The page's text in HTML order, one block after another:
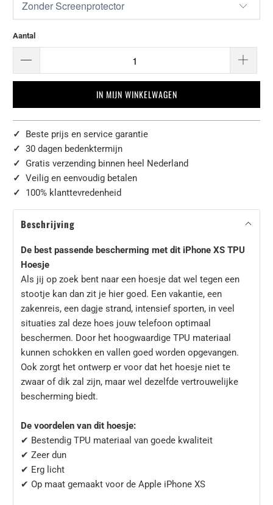
Aantal
IN MIJN WINKELWAGEN
✓ Beste prijs en service garantie
✓30 dagen bedenktermijn
✓ Gratis verzending binnen heel Nederland
✓Veilig en eenvoudig betalen
✓ 100% klanttevredenheid
Beschrijving
De best passende bescherming met dit iPhone XS TPU
Hoesje
Als jij op zoek bent naar een hoesje dat wel tegen een
stootje kan dan zit je hier goed. Een vakantie, een
zakenreis, een dagje strand, intensief sporten, in veel
situaties zal deze hoes jouw telefoon optimaal
beschermen. Door het hoogwaardige TPU materiaal
kunnen schokken en vallen goed worden opgevangen.
Ook zorgt het ontwerp er voor dat het hoesje niet te
zwaar of dik zal zijn, maar wel dezelfde vertrouwelijke
bescherming biedt.
De voordelen van dit hoesje:
✔ Bestendig TPU materiaal van goede kwaliteit
✔ Zeer dun
✔ Erg licht
✔ Op maat gemaakt voor de Apple iPhone XS